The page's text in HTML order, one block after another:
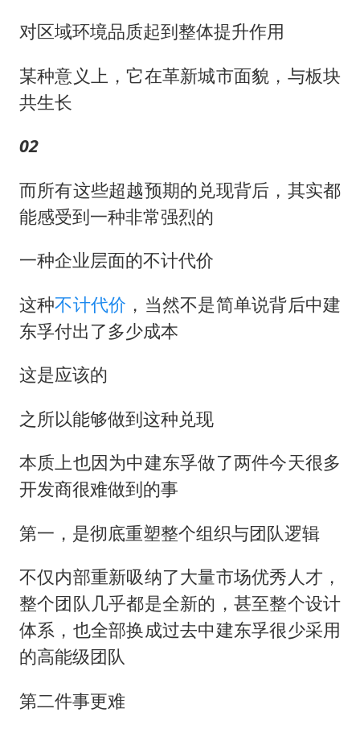
对区域环境品质起到整体提升作用
某种意义上，它在革新城市面貌，与板块
共生长
02
而所有这些超越预期的兑现背后，其实都
能感受到一种非常强烈的
一种企业层面的不计代价
这种不计代价 ，当然不是简单说背后中建
东孚付出了多少成本
这是应该的
之所以能够做到这种兑现
本质上也因为中建东孚做了两件今天很多
开发商很难做到的事
第一，是彻底重塑整个组织与团队逻辑
不仅内部重新吸纳了大量市场优秀人才，
整个团队几乎都是全新的，甚至整个设计
体系，也全部换成过去中建东孚很少采用
的高能级团队
第二件事更难